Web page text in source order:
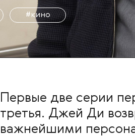
#кино
Первые две серии
третья. Джей Ди
важнейшими